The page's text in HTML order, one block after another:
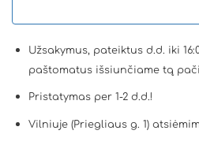
Užsakymus, pateiktus d.d. iki
paštomatus išsiunčiame tą
Pristatymas per 1-2 d.d.!
Vilniuje (Priegliaus g. 1)